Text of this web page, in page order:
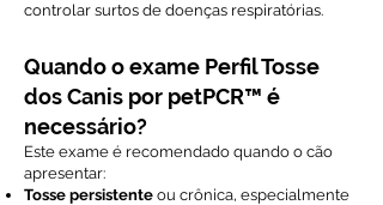
controlar surtos de doenças respiratórias.
Quando o exame Perfil Tosse
dos Canis por petPCR™ é
necessário?
Este exame é recomendado quando o cão
apresentar:
Tosse persistente ou crônica, especialmente